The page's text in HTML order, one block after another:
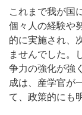
これまで我が国
個々人の経験や
的に実施され、
ませんでした。
争力の強化が強
成は、産学官が
て、政策的にも